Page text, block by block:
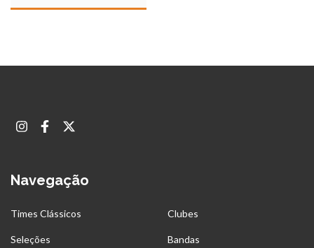
Navegação
Times Clássicos Clubes
Seleções Bandas